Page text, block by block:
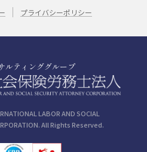
プライバシーポリシー
ルティンググループ
LABOR AND SOCIAL
All Rights Reserved.